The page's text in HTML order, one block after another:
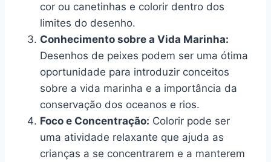
cor ou canetinhas e colorir dentro dos
limites do desenho.
Conhecimento sobre a Vida Marinha:
Desenhos de peixes podem ser uma ótima
oportunidade para introduzir conceitos
sobre a vida marinha e a importância da
conservação dos oceanos e rios.
Foco e Concentração: Colorir pode ser
uma atividade relaxante que ajuda as
crianças a se concentrarem e a manterem